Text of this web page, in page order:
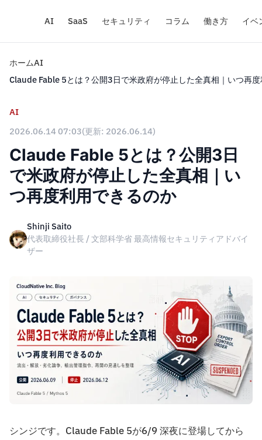
AI SaaS セキュリティ コラム 働き方 イベ
ホームAI
Claude Fable 5とは？公開3日で米政府が停止した全真相｜いつ再
AI
2026.06.14 07:03(更新: 2026.06.14)
Claude Fable 5とは？公開3日
で米政府が停止した全真相｜い
つ再度利用できるのか
Shinji Saito
代表取締役社長 / 文部科学省 最高情報セキュリティアドバイ
ザー
シンジです。Claude Fable 5が6/9 深夜に登場してから